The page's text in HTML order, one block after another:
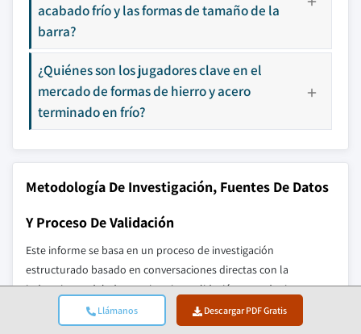
Llámanos Descargar PDF Gratis
acabado frío y las formas de tamaño de la
barra?
¿Quiénes son los jugadores clave en el
mercado de formas de hierro y acero
terminado en frío?
Metodología De Investigación, Fuentes De Datos
Y Proceso De Validación
Este informe se basa en un proceso de investigación
estructurado basado en conversaciones directas con la
industria, modelado propietario y validación cruzada rigurosa, y
no solo en investigación de escritorio.